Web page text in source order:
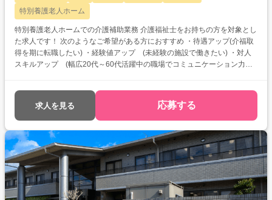
特別養護老人ホーム
特別養護老人ホームでの介護補助業務 介護福祉士をお持ちの方を対象とし
た求人です！ 次のようなご希望がある方におすすめ ・待遇アップ(介福取
得を期に転職したい) ・経験値アップ (未経験の施設で働きたい) ・対人
スキルアップ (幅広20代～60代活躍中の職場でコミュニケーション力を
求人を見る 応募する